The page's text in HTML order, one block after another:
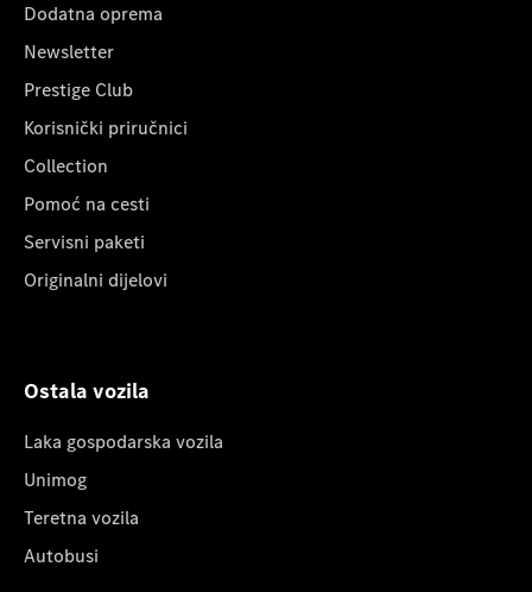
Dodatna oprema
Newsletter
Prestige Club
Korisnički priručnici
Collection
Pomoć na cesti
Servisni paketi
Originalni dijelovi
Ostala vozila
Laka gospodarska vozila
Unimog
Teretna vozila
Autobusi